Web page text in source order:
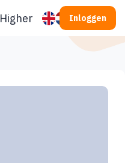
Higherlevel Inloggen